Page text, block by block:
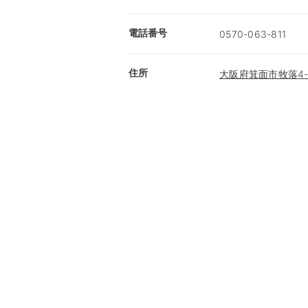
電話番号 0570-063-811
住所 大阪府箕面市牧落